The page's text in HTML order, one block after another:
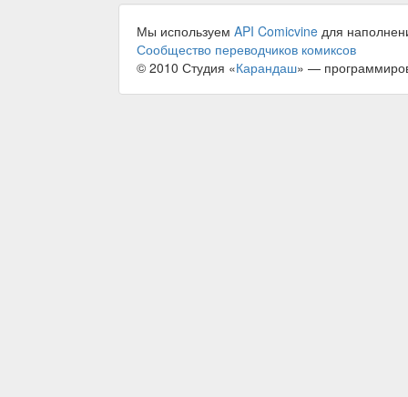
Мы используем API Comicvine для
Сообщество переводчиков комиксов
© 2010 Студия «Карандаш» —